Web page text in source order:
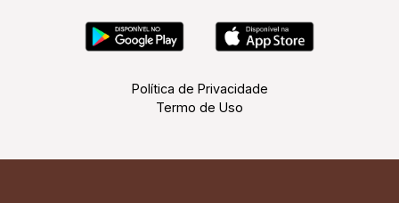
Política de Privacidade
Termo de Uso